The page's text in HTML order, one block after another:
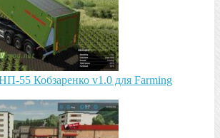
55 Кобзарeнко v1.0 для Farming